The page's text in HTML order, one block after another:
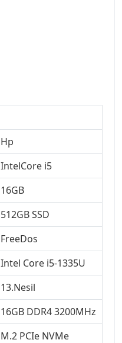
Hp
IntelCore i5
16GB
512GB SSD
FreeDos
Intel Core i5-1335U
13.Nesil
16GB DDR4 3200MHz
M.2 PCIe NVMe